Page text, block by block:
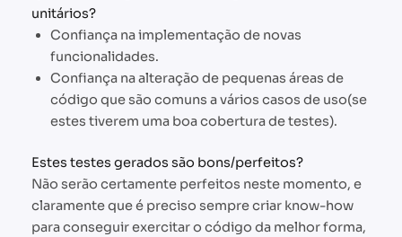
unitários?
Confiança na implementação de novas
funcionalidades.
Confiança na alteração de pequenas áreas de
código que são comuns a vários casos de uso(se
estes tiverem uma boa cobertura de testes).
Estes testes gerados são bons/perfeitos?
Não serão certamente perfeitos neste momento, e
claramente que é preciso sempre criar know-how
para conseguir exercitar o código da melhor forma,